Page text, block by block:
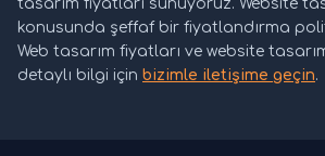
tasarım fiyatları sunuyoruz. Website
konusunda şeffaf bir fiyatlandırma
Web tasarım fiyatları ve website
detaylı bilgi için bizimle iletişime geçin.